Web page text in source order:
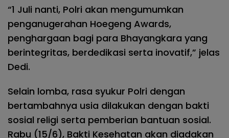
“1 Juli nanti, Polri akan mengumumkan
penganugerahan Hoegeng Awards,
penghargaan bagi para Bhayangkara yang
berintegritas, berdedikasi serta inovatif,” jelas
Dedi.
Selain lomba, rasa syukur Polri dengan
bertambahnya usia dilakukan dengan bakti
sosial religi serta pemberian bantuan sosial.
Rabu (15/6), Bakti Kesehatan akan diadakan